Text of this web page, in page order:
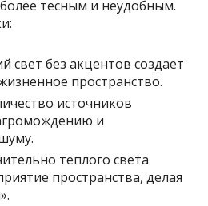
тесным и неудобным.
свет без акцентов создает
пространство.
источников
и
теплого света
пространства, делая